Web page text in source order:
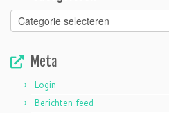
Categorieën
Meta
Login
Berichten feed